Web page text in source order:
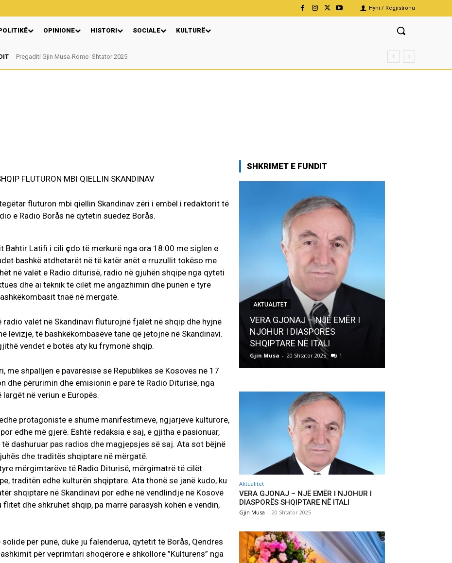
Hyni / Regjistrohu
OPINIONE HISTORI SOCIALE KULTURË
Pregaditi Gjin Musa-Rome- Shtator 2025
FLUTURON MBI QIELLIN SKANDINAV
fluturon mbi qiellin Skandinav zëri i embël i redaktorit të
e Radio Borås në qytetin suedez Borås.
Bahtir Latifi i cili çdo të merkurë nga ora 18:00 me siglen e
bashkë atdhetarët në të katër anët e rruzullit tokëso me
në valët e Radio diturisë, radio në gjuhën shqipe nga qyteti
dhe ai teknik të cilët me angazhimin dhe punën e tyre
tnaë në mergatë.
radio valët në Skandinavi fluturojnë fjalët në shqip dhe hyjnë
lëvizje, të bashkëkombasëve tanë që jetojnë në Skandinavi.
vendet e botës aty ku frymonë shqip.
me shpalljen e pavarësisë së Republikës së Kosovës në 17
dhe përurimin dhe emisionin e parë të Radio Diturisë, nga
në veriun e Europës.
protagoniste e shumë manifestimeve, ngjarjeve kulturore,
edhe më gjerë. Është redaksia e saj, e gjitha e pasionuar,
dashuruar pas radios dhe magjepsjes së saj. Ata sot bëjnë
dhe traditës shqiptare në mërgatë.
mërgimtarëve të Radio Diturisë, mërgimatrë të cilët
traditën edhe kulturën shqiptare. Ata thonë se janë kudo, ku
shqiptare në Skandinavi por edhe në vendlindje në Kosovë
dhe shkruhet shqip, pa marrë parasysh kohën e vendin,
për punë, duke ju falenderua, qytetit të Borås, Qendres
për veprimtari shoqërore e shkollore ”Kulturens” nga
SHKRIMET E FUNDIT
AKTUALITET
VERA GJONAJ – NJË EMËR I
NJOHUR I DIASPORËS
SHQIPTARE NË ITALI
Gjin Musa - 20 Shtator 2025 1
Aktualitet
VERA GJONAJ – NJË EMËR I NJOHUR I
DIASPORËS SHQIPTARE NË ITALI
Gjin Musa - 20 Shtator 2025